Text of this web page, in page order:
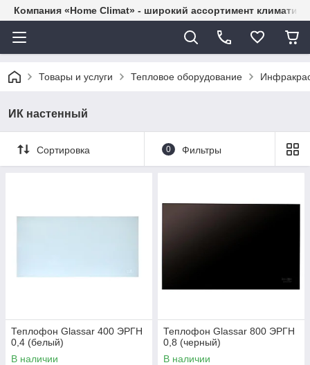
Компания «Home Climat» - широкий ассортимент
Товары и услуги Тепловое оборудование
ИК настенный
Сортировка 0 Фильтры
Теплофон Glassar 400 ЭРГН
0,4 (белый)
В наличии
Теплофон Glassar 800 ЭРГН
0,8 (черный)
В наличии